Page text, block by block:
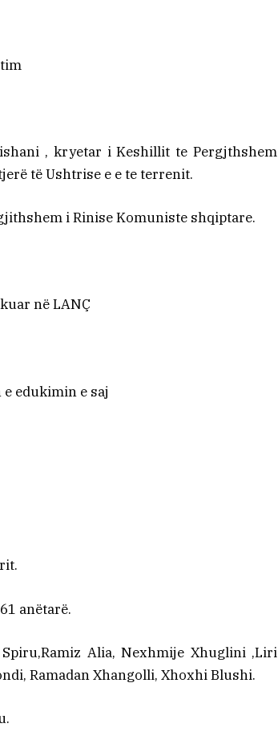
, kryetar i Keshillit te Pergjthshem
të Ushtrise e e te terrenit.
i Rinise Komuniste shqiptare.
në LANÇ
edukimin e saj
anëtarë.
Alia, Nexhmije Xhuglini ,Liri
Ramadan Xhangolli, Xhoxhi Blushi.